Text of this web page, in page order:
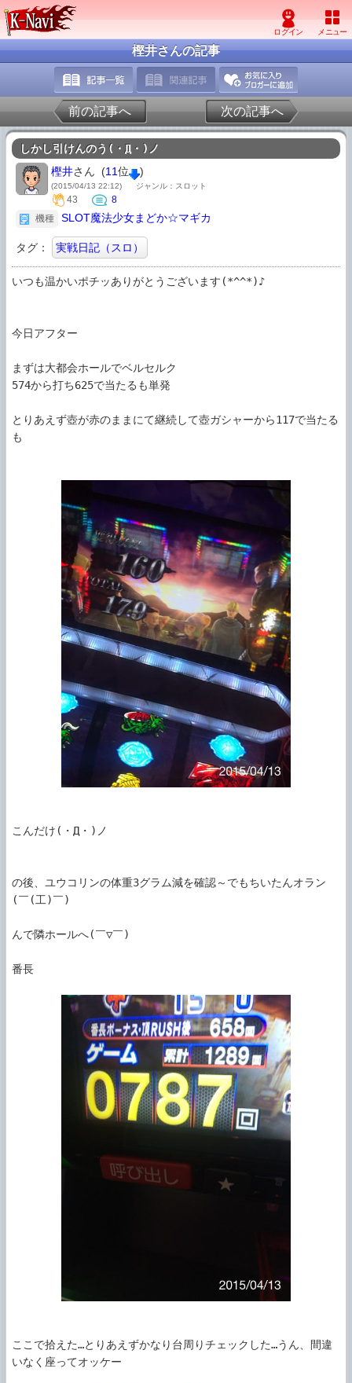
樫井さんの記事
前の記事へ 次の記事へ
しかし引けんのう(・Д・)ノ
樫井さん (11位 )
(2015/04/13 22:12) ジャンル：スロット
43
8
機種
SLOT魔法少女まどか☆マギカ
タグ： 実戦日記（スロ）
いつも温かいポチッありがとうございます(*^^*)♪
今日アフター
まずは大都会ホールでベルセルク
574から打ち625で当たるも単発
とりあえず壺が赤のままにて継続して壺ガシャーから117で当たる
も
こんだけ(・Д・)ノ
の後、ユウコリンの体重3グラム減を確認～でもちいたんオラン
(￣(工)￣)
んで隣ホールへ(￣▽￣)
番長
ここで拾えた…とりあえずかなり台周りチェックした…うん、間違
いなく座ってオッケー